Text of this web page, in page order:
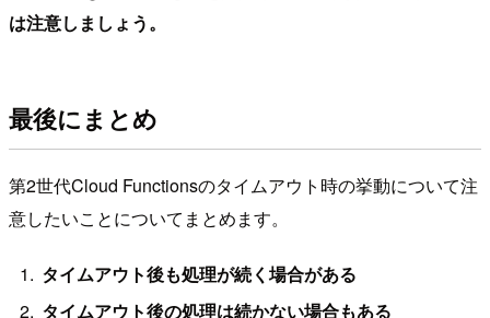
は注意しましょう。
最後にまとめ
第2世代Cloud Functionsのタイムアウト時の挙動について注
意したいことについてまとめます。
タイムアウト後も処理が続く場合がある
タイムアウト後の処理は続かない場合もある